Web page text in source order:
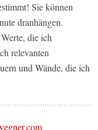
Sie können
dranhängen.
die ich
relevanten
und Wände, die ich
.